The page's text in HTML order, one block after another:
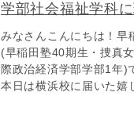
学部社会福祉学科に
みなさんこんにちは！早
(早稲田塾40期生・捜真
際政治経済学部学部1年)
本日は横浜校に届いた嬉